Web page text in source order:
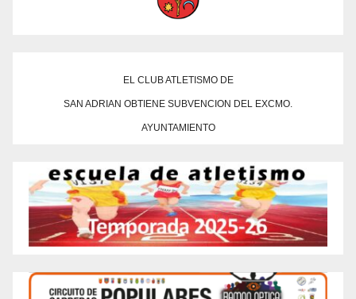
EL CLUB ATLETISMO DE
SAN ADRIAN OBTIENE SUBVENCION DEL EXCMO.
AYUNTAMIENTO